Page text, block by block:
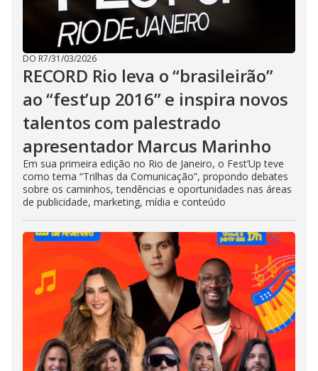
DO R7/31/03/2026
RECORD Rio leva o “brasileirão”
ao “fest’up 2016” e inspira novos
talentos com palestrado
apresentador Marcus Marinho
Em sua primeira edição no Rio de Janeiro, o Fest’Up teve
como tema “Trilhas da Comunicação”, propondo debates
sobre os caminhos, tendências e oportunidades nas áreas
de publicidade, marketing, mídia e conteúdo